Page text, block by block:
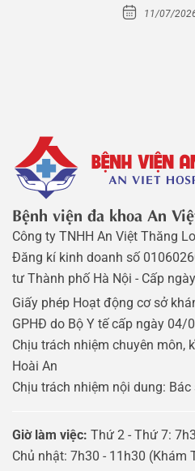
Mầm Xanh…
11/07/
Bệnh viện đa khoa An
Công ty TNHH An Việt Thăng
Đăng kí kinh doanh số
tư Thành phố Hà Nội - Cấp
Giấy phép Hoạt động cơ sở
GPHĐ do Bộ Y tế cấp ngày 04/
Chịu trách nhiệm chuyên môn,
Hoài An
Chịu trách nhiệm nội dung:
Giờ làm việc: Thứ 2 - Thứ 7:
Chủ nhật: 7h30 - 11h30 (Khám